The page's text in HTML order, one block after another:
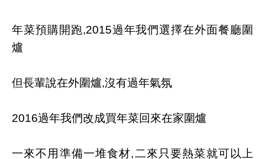
年菜預購開跑,2015過年我們選擇在外面餐廳圍
爐
但長輩說在外圍爐,沒有過年氣氛
2016過年我們改成買年菜回來在家圍爐
一來不用準備一堆食材,二來只要熱菜就可以上